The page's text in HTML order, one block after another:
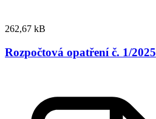
262,67 kB
Rozpočtová opatření č. 1/2025